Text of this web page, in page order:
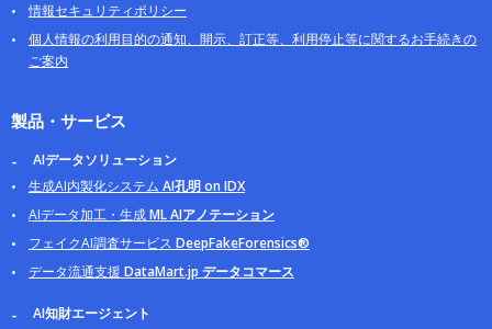
情報セキュリティポリシー
個人情報の利用目的の通知、開示、訂正等、利用停止等に関するお手続きの
ご案内
製品・サービス
AIデータソリューション
生成AI内製化システム AI孔明 on IDX
AIデータ加工・生成ML AIアノテーション
フェイクAI調査サービス DeepFakeForensics®
データ流通支援 DataMart.jp データコマース
AI知財エージェント